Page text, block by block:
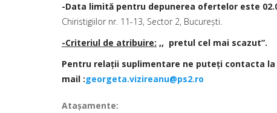
-Data limită pentru depunerea ofertelor este
Chiristigiilor nr. 11-13, Sector 2, Bucureşti.
-Criteriul de atribuire: ,, pretul cel mai scazut”.
Pentru relaţii suplimentare ne puteţi contacta la
mail :georgeta.vizireanu@ps2.ro
Ataşamente: